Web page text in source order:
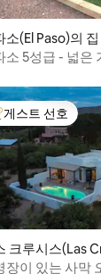
점), 후기 112개
소(El Paso)의 집
소 5성급 - 넓은
점), 후기 218개
위 게스트 선호
게스트 선호
크루시스(Las
장이 있는 사막